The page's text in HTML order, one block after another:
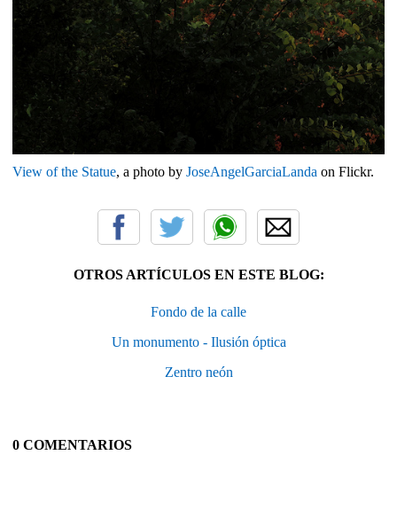
View of the Statue, a photo by JoseAngelGarciaLanda on Flickr.
OTROS ARTÍCULOS EN ESTE BLOG:
Fondo de la calle
Un monumento - Ilusión óptica
Zentro neón
0 COMENTARIOS